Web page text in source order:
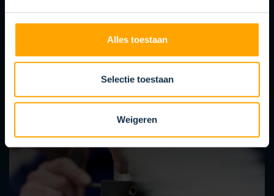
Alles toestaan
Selectie toestaan
Weigeren
De borsteloplossing ondergaat uitvoerige testfases
en een strikte kwaliteitscontrole. Wij streven te alle
tijden naar de hoogst mogelijke kwaliteit van onze